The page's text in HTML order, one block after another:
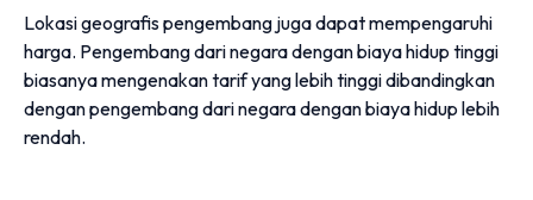
Lokasi geografis pengembang juga dapat mempengaruhi
harga. Pengembang dari negara dengan biaya hidup tinggi
biasanya mengenakan tarif yang lebih tinggi dibandingkan
dengan pengembang dari negara dengan biaya hidup lebih
rendah.